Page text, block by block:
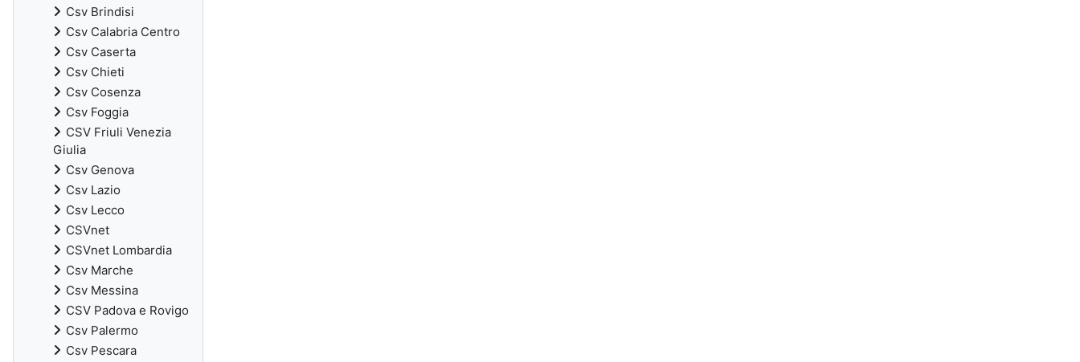
Csv Brindisi
Csv Calabria Centro
Csv Caserta
Csv Chieti
Csv Cosenza
Csv Foggia
CSV Friuli Venezia
Giulia
Csv Genova
Csv Lazio
Csv Lecco
CSVnet
CSVnet Lombardia
Csv Marche
Csv Messina
CSV Padova e Rovigo
Csv Palermo
Csv Pescara